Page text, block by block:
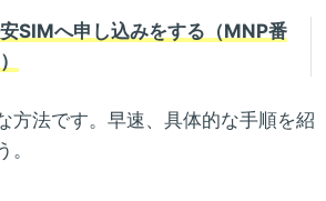
SIMへ申し込みをする（MNP番
方法です。早速、具体的な手順を紹